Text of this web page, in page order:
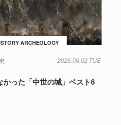
ARCHEOLOGY
2026.06.02 TUE
かった「中世の城」ベスト6